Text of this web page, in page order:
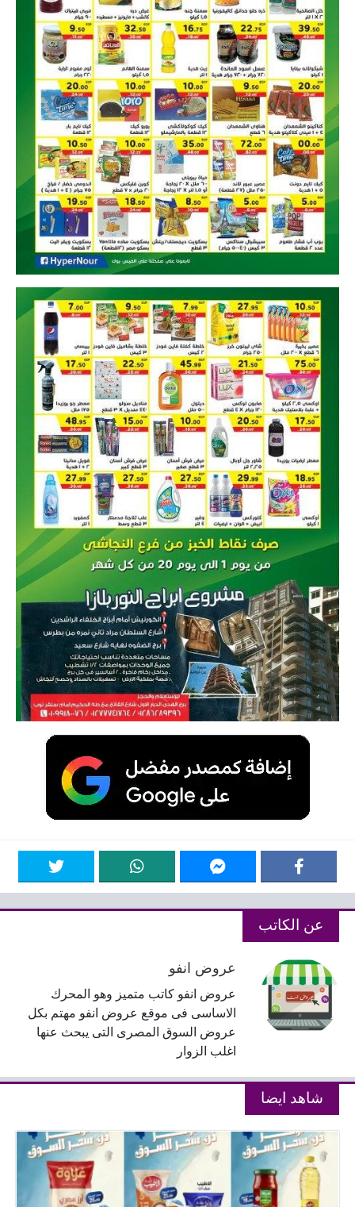
عن الكاتب
عروض انفو
عروض انفو كاتب متميز وهو المحرك
الاساسى فى موقع عروض انفو مهتم بكل
عروض السوق المصرى التى يبحث عنها
اغلب الزوار
شاهد ايضا